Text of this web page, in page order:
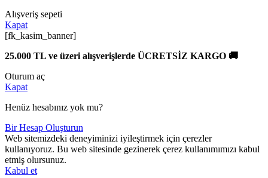
Alışveriş sepeti
Kapat
[fk_kasim_banner]
25.000 TL ve üzeri alışverişlerde ÜCRETSİZ KARGO 🚚
Oturum aç
Kapat
Henüz hesabınız yok mu?
Bir Hesap Oluşturun
Web sitemizdeki deneyiminizi iyileştirmek için çerezler
kullanıyoruz. Bu web sitesinde gezinerek çerez kullanımımızı kabul
etmiş olursunuz.
Kabul et